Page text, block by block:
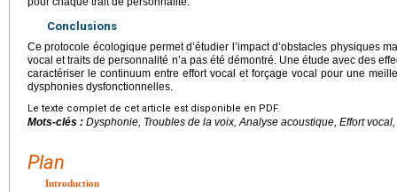
Conclusions
Ce protocole écologique permet d’étudier l’impact d’obstacles physiques
vocal et traits de personnalité n’a pas été démontré. Une étude avec des
caractériser le continuum entre effort vocal et forçage vocal pour une
dysphonies dysfonctionnelles.
Le texte complet de cet article est disponible en PDF.
Mots-clés : Dysphonie, Troubles de la voix, Analyse acoustique, Effort
Plan
Introduction